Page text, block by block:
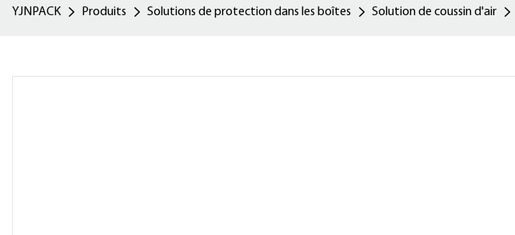
YJNPACK Produits Solutions de protection dans les boîtes Solution de coussin d'air